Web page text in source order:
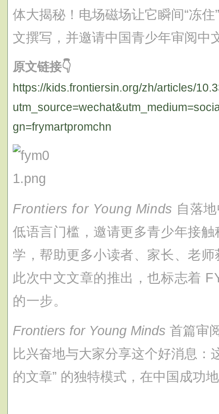
体大揭秘！电场磁场让它瞬间“冻
文撰写，并邀请中国青少年审阅中
原文链接👇
https://kids.frontiersin.org/zh/articles/
gn=frymartpromchn
Frontiers for Young Minds 自落
低语言门槛，邀请更多青少年接
学，帮助更多小读者、家长、老
此次中文文章的推出，也标志着
的一步。
Frontiers for Young Minds 首篇审
比兴奋地与大家分享这个好消息：
的文章” 的独特模式，在中国成功